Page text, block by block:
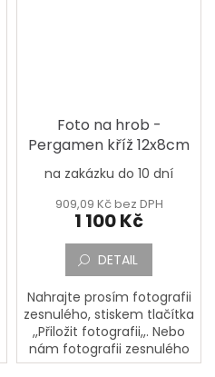
Foto na hrob -
Pergamen kříž 12x8cm
na zakázku do 10 dní
909,09 Kč bez DPH
1 100 Kč
DETAIL
Nahrajte prosím fotografii
zesnulého, stiskem tlačítka
,,Přiložit fotografii,,. Nebo
nám fotografii zesnulého
pošlete poštou na adresu: